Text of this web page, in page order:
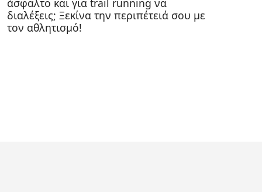
άσφαλτο και για trail running να
διαλέξεις; Ξεκίνα την περιπέτειά σου με
τον αθλητισμό!